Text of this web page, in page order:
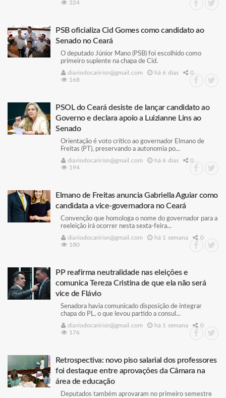
324
PSB oficializa Cid Gomes como candidato ao
Senado no Ceará
O deputado Júnior Mano (PSB) foi escolhido como
primeiro suplente na chapa de Cid.
diariodocaririsn@gmail.com há 6 dias
0
168
PSOL do Ceará desiste de lançar candidato ao
Governo e declara apoio a Luizianne Lins ao
Senado
Orientação é voto crítico ao governador Elmano de
Freitas (PT), preservando a autonomia po...
diariodocaririsn@gmail.com há 6 dias
0
194
Elmano de Freitas anuncia Gabriella Aguiar como
candidata a vice-governadora no Ceará
Convenção que homologa o nome do governador para a
reeleição irá ocorrer nesta sexta-feira...
diariodocaririsn@gmail.com há 1 semana
0
180
PP reafirma neutralidade nas eleições e
comunica Tereza Cristina de que ela não será
vice de Flávio
Senadora havia comunicado disposição de integrar
chapa do PL, o que levou partido a consul...
diariodocaririsn@gmail.com há 1 semana
0
176
Retrospectiva: novo piso salarial dos professores
foi destaque entre aprovações da Câmara na
área de educação
Deputados também aprovaram no primeiro semestre